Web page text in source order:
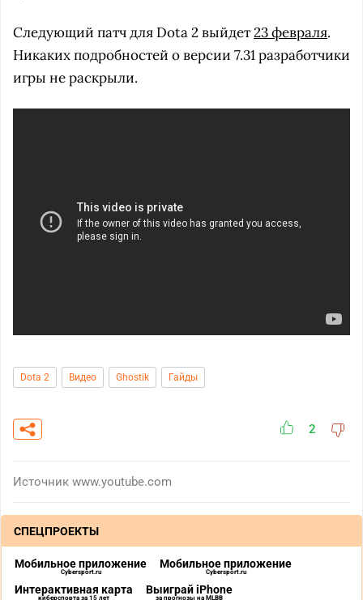
Следующий патч для Dota 2 выйдет23 февраля.
Никаких подробностей о версии 7.31 разработчики
игры не раскрыли.
Dota 2 Видео Ghostik Гайды
2
Источник www.youtube.com
СПЕЦПРОЕКТЫ
Мобильное приложение
Cybersport.ru
Мобильное приложение
Cybersport.ru
Интерактивная карта
киберспорта за 15 лет
Выиграй iPhone
за прогнозы на MLBB